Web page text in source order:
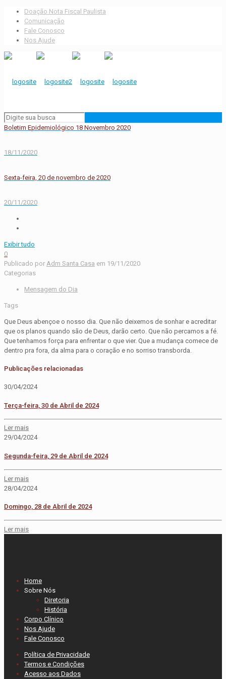
Doação Nota Fiscal Paulista
Comunicação
Fale Conosco
Nos Ajude
Boletim Epidemiológico 18 Novembro 2020
18/11/2020
Sexta-feira, 20 de novembro de 2020
20/11/2020
Exibir tudo
0
Publicado por Adm Santa Casa em 19/11/2020
Categorias
Mensagem do Dia
Tags
Que Deus abençoe o nosso dia. Que não deixemos de sonhar e acreditar
que os planos quando são de Deus, darão certo. Que não percamos a fé.
Que tenhamos força para enfrentar o que vier. Que a mudança comece de
dentro pra fora, da alma para o coração e no sorriso transborda.
Publicações relacionadas
30/04/2024
Terça-feira, 30 de Abril de 2024
Ler mais
29/04/2024
Segunda-feira, 29 de Abril de 2024
Ler mais
28/04/2024
Domingo, 28 de Abril de 2024
Ler mais
Home
Sobre Nós
Diretoria
História
Corpo Clínico
Nos Ajude
Fale Conosco
Política de Privacidade
Termos e Condições
Acesso aos Dados